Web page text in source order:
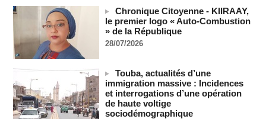
Journaliste libanaise tuée par Israël : Amnesty France
demande une enquête pour crime de guerre
07/08/2026 -
Côte d'Ivoire : le président Ouattara accorde la grâce à 4.661
détenus
07/08/2026 -
Plagiat à Cambridge - L’université va réexaminer le
recrutement de ses enseignants
07/08/2026 -
Chronique Citoyenne - KIIRAAY,
le premier logo « Auto-Combustion
» de la République
28/07/2026
Touba, actualités d’une
immigration massive : Incidences
et interrogations d’une opération
de haute voltige
sociodémographique